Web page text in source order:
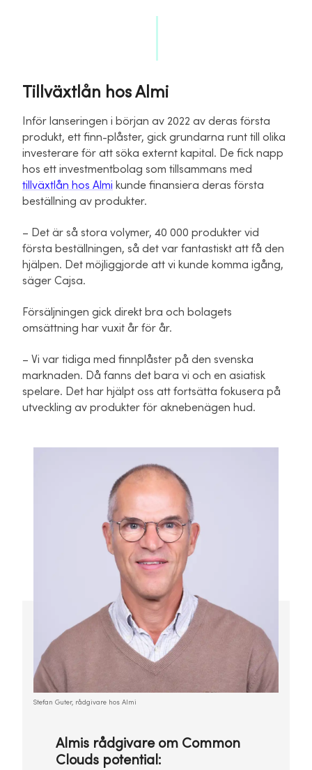
Tillväxtlån hos Almi
Inför lanseringen i början av 2022 av deras första
produkt, ett finn-plåster, gick grundarna runt till olika
investerare för att söka externt kapital. De fick napp
hos ett investmentbolag som tillsammans med
tillväxtlån hos Almi kunde finansiera deras första
beställning av produkter.
– Det är så stora volymer, 40 000 produkter vid
första beställningen, så det var fantastiskt att få den
hjälpen. Det möjliggjorde att vi kunde komma igång,
säger Cajsa.
Försäljningen gick direkt bra och bolagets
omsättning har vuxit år för år.
– Vi var tidiga med finnplåster på den svenska
marknaden. Då fanns det bara vi och en asiatisk
spelare. Det har hjälpt oss att fortsätta fokusera på
utveckling av produkter för aknebenägen hud.
Almis rådgivare om Common
Clouds potential:
Stefan Guter, rådgivare hos Almi